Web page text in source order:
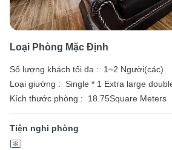
Loại Phòng Mặc Định
Số lượng khách tối đa :
1~2 Người(các)
Loại giường :
Single * 1 Extra large
Kích thước phòng :
18.75Square Meters
Tiện nghi phòng